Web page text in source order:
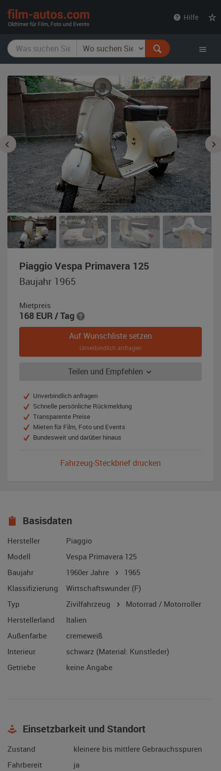
Hilfe
Piaggio Vespa Primavera 125,
Baujahr 1965
Mietpreis
168 EUR / Tag
Auf Wunschliste setzen
Unverbindlich anfragen
Teilen und Empfehlen
Unverbindlich anfragen
Schnelle persönliche Rückmeldung
Transparente Preise
Mieten für Film, Foto und Events
Bundesweit und darüber hinaus
Fahrzeug-Steckbrief drucken
Basisdaten
Hersteller
Piaggio
Modell
Vespa Primavera 125
Baujahr
1960er Jahre
1965
Klassifizierung
Wirtschaftswunder (F)
Typ
Zivilfahrzeug
Motorrad / Motorroller
Herstellerland
Italien
Außenfarbe
cremeweiß
Interieur
schwarz (Material: Kunstleder)
Getriebe
keine Angabe
Einsetzbarkeit und Standort
Zustand
kleinere bis mittlere Gebrauchsspuren
Fahrbereit
ja